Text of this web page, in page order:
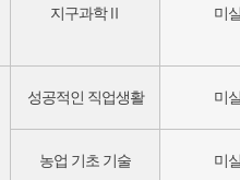
지구과학Ⅱ 미
성공적인 직업생활 미
농업 기초 기술 미